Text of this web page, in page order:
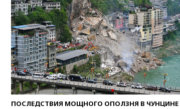
ПОСЛЕДСТВИЯ МОЩНОГО ОПОЛЗНЯ В ЧУНЦИНЕ